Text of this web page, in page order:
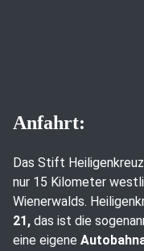
Anfahrt:
Das Stift
nur 15 Kilometer
Wienerwalds.
21, das ist die
eine eigene